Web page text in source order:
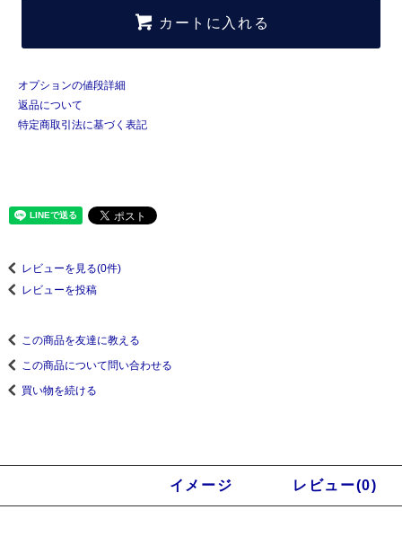
カートに入れる
オプションの値段詳細
返品について
特定商取引法に基づく表記
レビューを見る(0件)
レビューを投稿
この商品を友達に教える
この商品について問い合わせる
買い物を続ける
イメージ レビュー(0)